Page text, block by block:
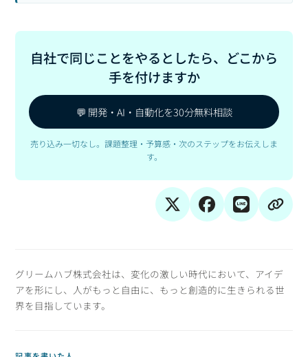
自社で同じことをやるとしたら、どこから
手を付けますか
💬 開発・AI・自動化を30分無料相談
売り込み一切なし。課題整理・予算感・次のステップをお伝えしま
す。
グリームハブ株式会社は、変化の激しい時代において、アイデ
アを形にし、人がもっと自由に、もっと創造的に生きられる世
界を目指しています。